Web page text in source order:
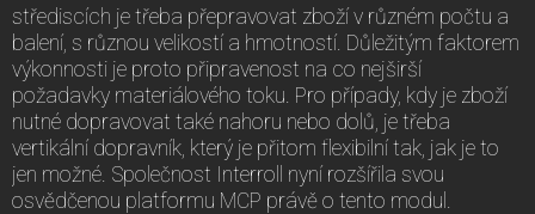
střediscích je třeba přepravovat zboží v různém počtu a
balení, s různou velikostí a hmotností. Důležitým faktorem
výkonnosti je proto připravenost na co nejširší
požadavky materiálového toku. Pro případy, kdy je zboží
nutné dopravovat také nahoru nebo dolů, je třeba
vertikální dopravník, který je přitom flexibilní tak, jak je to
jen možné. Společnost Interroll nyní rozšířila svou
osvědčenou platformu MCP právě o tento modul.